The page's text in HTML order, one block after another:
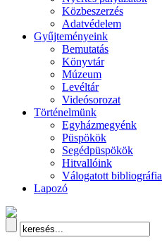
Közbeszerzés
Adatvédelem
Gyűjteményeink
Bemutatás
Könyvtár
Múzeum
Levéltár
Videósorozat
Történelmünk
Egyházmegyénk
Püspökök
Segédpüspökök
Hitvallóink
Válogatott bibliográfia
Lapozó